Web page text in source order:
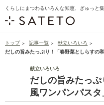
こ
の
ー
ジ
くらしにまつわるいろんな知恵、ぎゅっと集
トップ 記事一覧
献立いろいろ
だしの旨みたっぷり！「春野菜としらすの
献立いろいろ
だしの旨みたっ
風ワンパンパス